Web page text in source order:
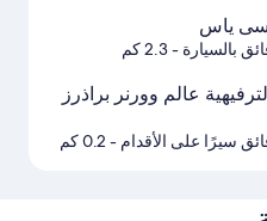
ياس
- 2.3 كم
عالم وورنر براذرز
- 0.2 كم